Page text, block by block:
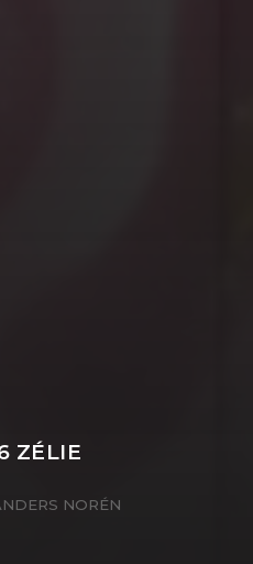
ZÉLIE
NORÉN